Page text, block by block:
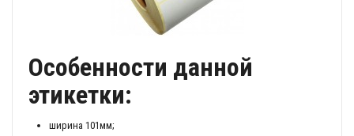
Особенности данной
этикетки:
ширина 101мм;